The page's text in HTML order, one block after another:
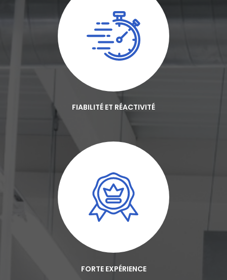
FIABILITÉ ET RÉACTIVITÉ
FORTE EXPÉRIENCE